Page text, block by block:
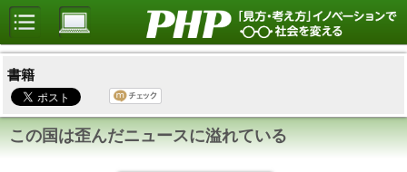
書籍
この国は歪んだニュースに溢れている